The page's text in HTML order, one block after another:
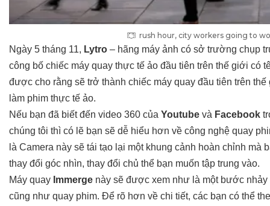
rush hour, city workers going to
Ngày 5 tháng 11, Lytro – hãng máy ảnh có sở trường chụp
công bố chiếc máy quay thực tế ảo đầu tiên trên thế giới có
được cho rằng sẽ trở thành chiếc máy quay đầu tiên trên
làm phim thực tế ảo.
Nếu bạn đã biết đến video 360 của Youtube và Facebook
chúng tôi thì có lẽ bạn sẽ dễ hiểu hơn về công nghệ quay
là Camera này sẽ tái tạo lại một khung cảnh hoàn chỉnh mà
thay đổi góc nhìn, thay đổi chủ thể bạn muốn tập trung vào.
Máy quay Immerge này sẽ được xem như là một bước nhảy
cũng như quay phim. Để rõ hơn về chi tiết, các bạn có thể